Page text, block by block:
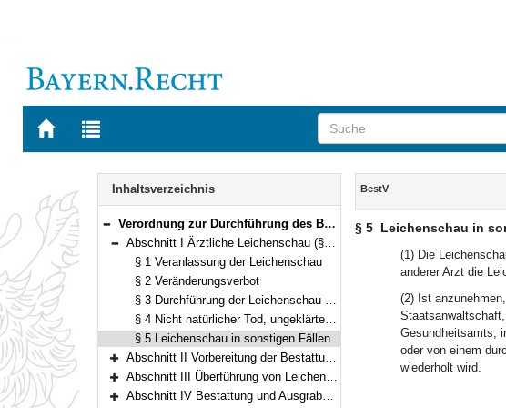
Zur
BAYERN.RECHT
Zur
letzten
Navigation
Inhaltsverzeichnis
Bereich reduzieren
Verordnung zur Durchführung des Bestattungsgesetzes (Bestattungsverordnung – BestV) Vom 1. März 2001 (GVBl. S. 92, ber. S. 190) BayRS 2127-1-1-G (§§ 1–36)
Bereich reduzieren
Abschnitt I Ärztliche Leichenschau (§§ 1–5)
§ 1 Veranlassung der Leichenschau
§ 2 Veränderungsverbot
§ 3 Durchführung der Leichenschau und Todesbescheinigung
§ 4 Nicht natürlicher Tod, ungeklärte Todesart, Leiche eines Unbekannten
§ 5 Leichenschau in sonstigen Fällen
Bereich erweitern
Abschnitt II Vorbereitung der Bestattung (§§ 6–7)
Bereich erweitern
Abschnitt III Überführung von Leichen (§§ 8–14)
Abschnitt IV Bestattung und Ausgrabung (§§ 15–21)
Inhalt
BestV
§ 5 Leichenschau in
(1) Die
anderer Arzt die
(2) Ist
Gesundheitsamts,
oder von einem
wiederholt wird.